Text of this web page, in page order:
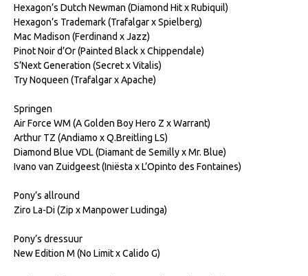
Informatie veulen registratie
Veulen registratie
NRPS-Boegbeeld
Predicaten
Röntgenonderzoek
WBSFH
Dekhengsten
Zoek een hengst
Hengstenselectie
Hexagon’s Dutch Newman (Diamond Hit x Rubiquil)
Hexagon’s Trademark (Trafalgar x Spielberg)
Mac Madison (Ferdinand x Jazz)
Pinot Noir d’Or (Painted Black x Chippendale)
S’Next Generation (Secret x Vitalis)
Try Noqueen (Trafalgar x Apache)
Springen
Air Force WM (A Golden Boy Hero Z x Warrant)
Arthur TZ (Andiamo x Q.Breitling LS)
Diamond Blue VDL (Diamant de Semilly x Mr. Blue)
Ivano van Zuidgeest (Iniësta x L’Opinto des Fontaines)
Pony’s allround
Ziro La-Di (Zip x Manpower Ludinga)
Pony’s dressuur
New Edition M (No Limit x Calido G)